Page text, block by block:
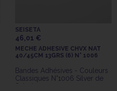
SEISETA
46,01 €
MECHE ADHESIVE CHVX NAT
40/45CM 13GRS (6) N° 1006
Bandes Adhésives - Couleurs
Classiques N°1006 Silver de
Seiseta